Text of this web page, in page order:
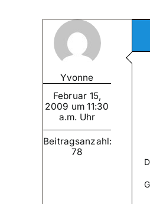
Yvonne
Februar 15,
2009 um 11:30
a.m. Uhr
Beitragsanzahl:
78